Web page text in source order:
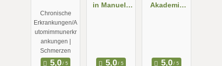
Chronische
Erkrankungen/A
utomimmunerkr
ankungen |
Schmerzen
in Manuela
Akademie
pie, Andrea